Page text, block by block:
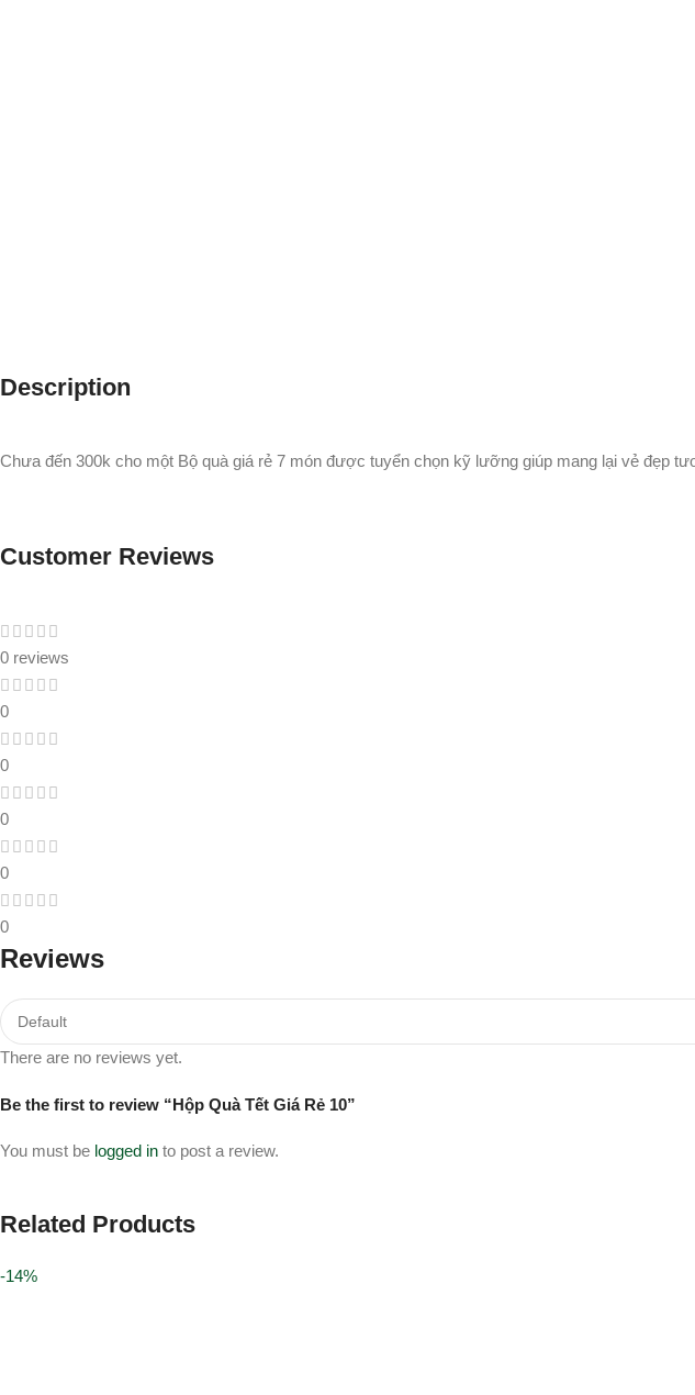
Description
Chưa đến 300k cho một Bộ quà giá rẻ 7 món được tuyển chọn kỹ lưỡng giúp mang lại vẻ đẹp
Customer Reviews
0 reviews
0
0
0
0
0
Reviews
There are no reviews yet.
Be the first to review “Hộp Quà Tết Giá Rẻ 10”
You must be logged in to post a review.
Related Products
-14%